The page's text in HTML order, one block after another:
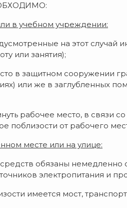
в учебном учреждении:
на этот случай
или занятия);
в защитном сооружении
или же в заглубленных
рабочее место, в связи
поблизости от рабочего
месте или на улице:
обязаны немедленно
электропитания и
имеется мост,